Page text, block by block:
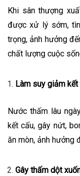
Khi sân thượng
được xử lý sớm,
trọng, ảnh hưởng
chất lượng cuộc
Làm suy giảm
Nước thấm lâu
kết cấu, gây nứt,
ăn mòn, ảnh hưởng
Gây thấm dột